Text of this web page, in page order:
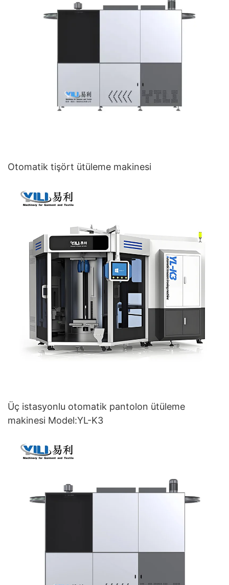
Otomatik tişört ütüleme makinesi
Üç istasyonlu otomatik pantolon ütüleme
makinesi Model:YL-K3